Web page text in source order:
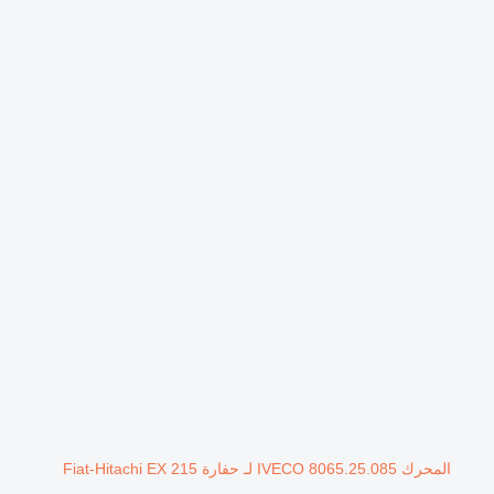
المحرك IVECO 8065.25.085 لـ حفارة Fiat-Hitachi EX 215